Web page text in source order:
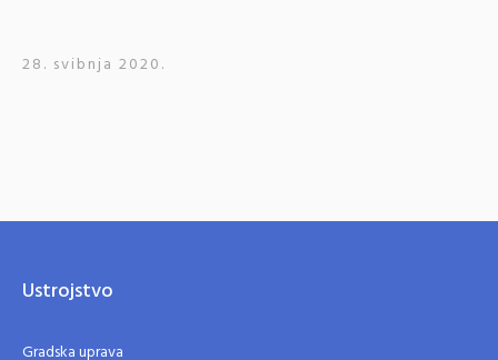
28. svibnja 2020.
Ustrojstvo
Gradska uprava